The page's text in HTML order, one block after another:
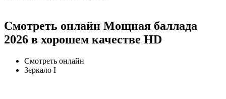
Смотреть онлайн Мощная баллада
2026 в хорошем качестве HD
Смотреть онлайн
Зеркало I